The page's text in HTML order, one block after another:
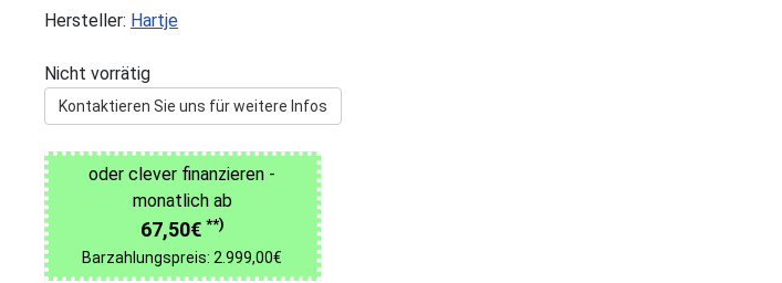
Hersteller: Hartje
Nicht vorrätig
Kontaktieren Sie uns für weitere Infos
oder clever finanzieren -
monatlich ab
67,50€ **)
Barzahlungspreis: 2.999,00€